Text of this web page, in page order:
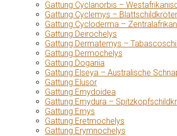
Gattung Cyclanorbis –
Gattung Cyclemys –
Gattung Cycloderma –
Gattung Deirochelys
Gattung Dermatemys –
Gattung Dermochelys
Gattung Dogania
Gattung Elseya – Australische
Gattung Elusor
Gattung Emydoidea
Gattung Emydura –
Gattung Emys
Gattung Eretmochelys
Gattung Erymnochelys